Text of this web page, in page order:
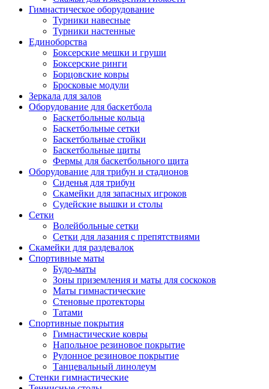
Гимнастическое оборудование
Турники навесные
Турники настенные
Единоборства
Боксерские мешки и груши
Боксерские ринги
Борцовские ковры
Бросковые модули
Зеркала для залов
Оборудование для баскетбола
Баскетбольные кольца
Баскетбольные сетки
Баскетбольные стойки
Баскетбольные щиты
Фермы для баскетбольного щита
Оборудование для трибун и стадионов
Сиденья для трибун
Скамейки для запасных игроков
Судейские вышки и столы
Сетки
Волейбольные сетки
Сетки для лазания с препятствиями
Скамейки для раздевалок
Спортивные маты
Будо-маты
Зоны приземления и маты для соскоков
Маты гимнастические
Стеновые протекторы
Татами
Спортивные покрытия
Гимнастические ковры
Напольное резиновое покрытие
Рулонное резиновое покрытие
Танцевальный линолеум
Стенки гимнастические